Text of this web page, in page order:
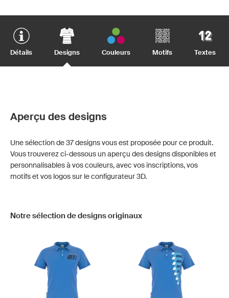
Détails Designs Couleurs Motifs Textes
Aperçu des designs
Une sélection de 37 designs vous est proposée pour ce produit.
Vous trouverez ci-dessous un aperçu des designs disponibles et
personnalisables à vos couleurs, avec vos inscriptions, vos
motifs et vos logos sur le configurateur 3D.
Notre sélection de designs originaux